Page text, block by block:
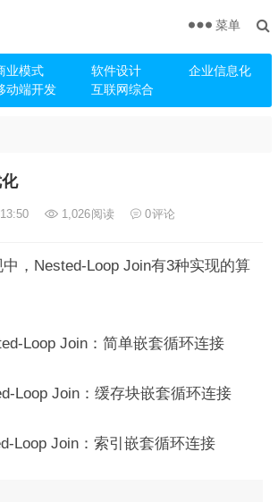
业模式 软件设计
企业信息化
动端开发 互联网综合
菜单
1,026阅读 0评论
，Nested-Loop Join有3种实现的算
Loop Join： 简单嵌套循环连接
Loop Join： 缓存块嵌套循环连接
Loop Join： 索引嵌套循环连接